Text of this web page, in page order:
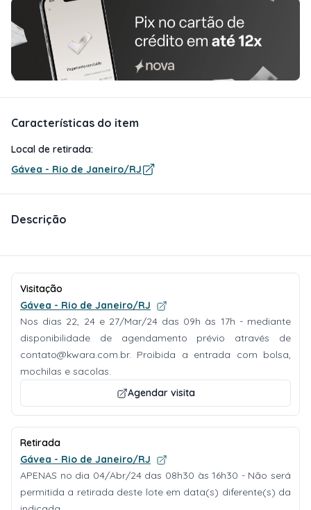
Características do item
Local de retirada:
Gávea - Rio de Janeiro/RJ
Descrição
Visitação
Gávea - Rio de Janeiro/RJ
Nos dias 22, 24 e 27/Mar/24 das 09h às 17h - mediante
disponibilidade de agendamento prévio através de
contato@kwara.com.br. Proibida a entrada com bolsa,
mochilas e sacolas.
Agendar visita
Retirada
Gávea - Rio de Janeiro/RJ
APENAS no dia 04/Abr/24 das 08h30 às 16h30 - Não será
permitida a retirada deste lote em data(s) diferente(s) da